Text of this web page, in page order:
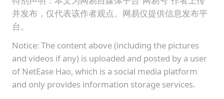
并发布，仅代表该作者观点。网易仅提供信息发布平
台。
Notice: The content above (including the pictures
and videos if any) is uploaded and posted by a user
of NetEase Hao, which is a social media platform
and only provides information storage services.